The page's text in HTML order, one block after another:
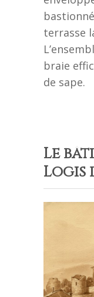
terrasse
braie
de sape.
Le
Logis